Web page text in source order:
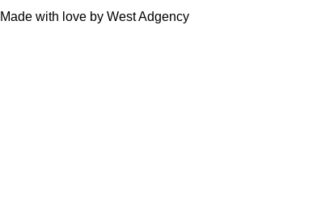
Made with love by West Adgency